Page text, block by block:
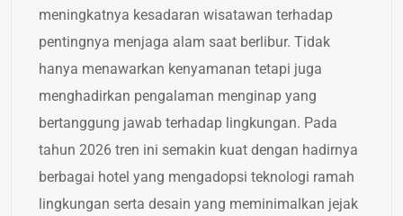
meningkatnya kesadaran wisatawan terhadap
pentingnya menjaga alam saat berlibur. Tidak
hanya menawarkan kenyamanan tetapi juga
menghadirkan pengalaman menginap yang
bertanggung jawab terhadap lingkungan. Pada
tahun 2026 tren ini semakin kuat dengan hadirnya
berbagai hotel yang mengadopsi teknologi ramah
lingkungan serta desain yang meminimalkan jejak